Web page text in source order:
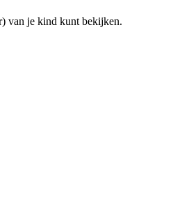
van je kind kunt bekijken.